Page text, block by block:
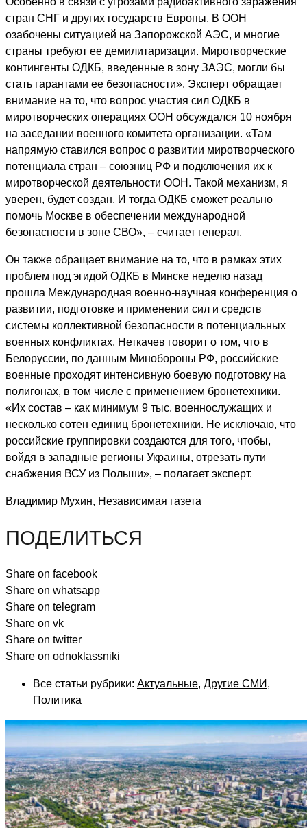
стран СНГ и других государств Европы. В ООН
озабочены ситуацией на Запорожской АЭС, и многие
страны требуют ее демилитаризации. Миротворческие
контингенты ОДКБ, введенные в зону ЗАЭС, могли бы
стать гарантами ее безопасности». Эксперт обращает
внимание на то, что вопрос участия сил ОДКБ в
миротворческих операциях ООН обсуждался 10 ноября
на заседании военного комитета организации. «Там
напрямую ставился вопрос о развитии миротворческого
потенциала стран – союзниц РФ и подключения их к
миротворческой деятельности ООН. Такой механизм, я
уверен, будет создан. И тогда ОДКБ сможет реально
помочь Москве в обеспечении международной
безопасности в зоне СВО», – считает генерал.
Он также обращает внимание на то, что в рамках этих
проблем под эгидой ОДКБ в Минске неделю назад
прошла Международная военно-научная конференция о
развитии, подготовке и применении сил и средств
системы коллективной безопасности в потенциальных
военных конфликтах. Неткачев говорит о том, что в
Белоруссии, по данным Минобороны РФ, российские
военные проходят интенсивную боевую подготовку на
полигонах, в том числе с применением бронетехники.
«Их состав – как минимум 9 тыс. военнослужащих и
несколько сотен единиц бронетехники. Не исключаю, что
российские группировки создаются для того, чтобы,
войдя в западные регионы Украины, отрезать пути
снабжения ВСУ из Польши», – полагает эксперт.
Владимир Мухин, Независимая газета
ПОДЕЛИТЬСЯ
Share on facebook
Share on whatsapp
Share on telegram
Share on vk
Share on twitter
Share on odnoklassniki
Все статьи рубрики: Актуальные, Другие СМИ ,
Политика